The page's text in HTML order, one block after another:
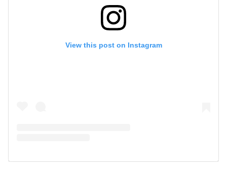
View this post on Instagram